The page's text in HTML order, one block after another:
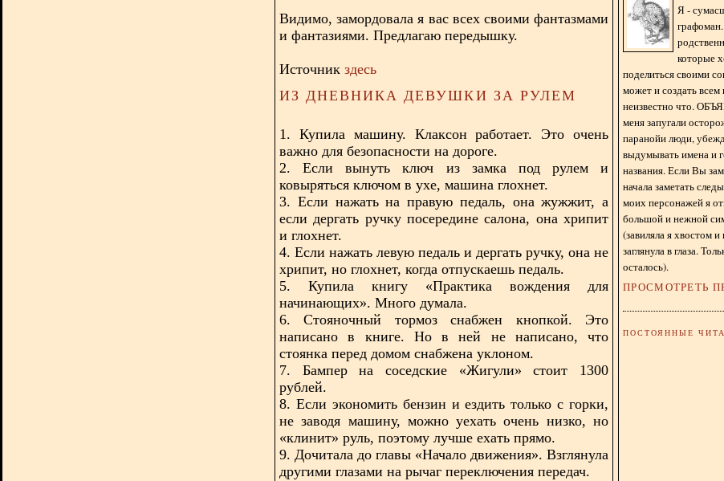
Видимо, замордовала я вас всех своими фантазмами
и фантазиями. Предлагаю передышку.
Источник здесь
ИЗ ДНЕВНИКА ДЕВУШКИ ЗА РУЛЕМ
1. Купила машину. Клаксон работает. Это очень
важно для безопасности на дороге.
2. Если вынуть ключ из замка под рулем и
ковыряться ключом в ухе, машина глохнет.
3. Если нажать на правую педаль, она жужжит, а
если дергать ручку посередине салона, она хрипит
и глохнет.
4. Если нажать левую педаль и дергать ручку, она не
хрипит, но глохнет, когда отпускаешь педаль.
5. Купила книгу «Практика вождения для
начинающих». Много думала.
6. Стояночный тормоз снабжен кнопкой. Это
написано в книге. Но в ней не написано, что
стоянка перед домом снабжена уклоном.
7. Бампер на соседские «Жигули» стоит 1300
рублей.
8. Если экономить бензин и ездить только с горки,
не заводя машину, можно уехать очень низко, но
«клинит» руль, поэтому лучше ехать прямо.
9. Дочитала до главы «Начало движения». Взглянула
другими глазами на рычаг переключения передач.
Я -
которые
поделиться своими
может и создать всем
неизвестно что.
меня запугали
паранойи люди,
выдумывать имена и
названия. Если Вы
начала заметать
моих персонажей я
большой и нежной
(завиляла я хвостом
заглянула в глаза.
осталось).
ПРОСМОТРЕТЬ
ПОСТОЯННЫЕ